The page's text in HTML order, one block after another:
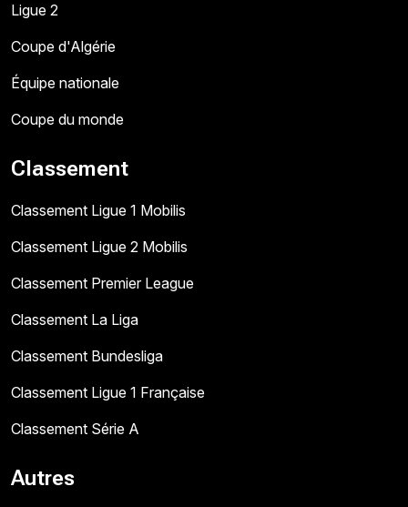
Ligue 2
Coupe d'Algérie
Équipe nationale
Coupe du monde
Classement
Classement Ligue 1 Mobilis
Classement Ligue 2 Mobilis
Classement Premier League
Classement La Liga
Classement Bundesliga
Classement Ligue 1 Française
Classement Série A
Autres